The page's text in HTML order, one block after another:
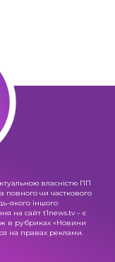
власністю ПП
повного чи часткового
якого іншого
на сайт t1news.tv – є
в рубриках «Новини
на правах реклами.